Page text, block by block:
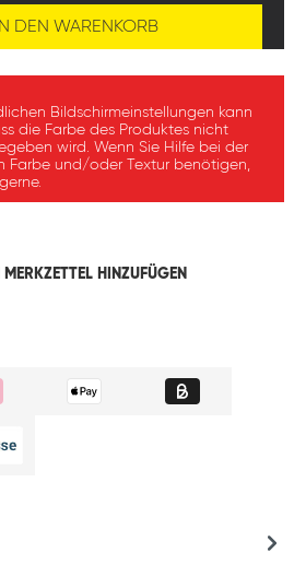
DEN WARENKORB
Bildschirmeinstellungen kann
die Farbe des Produktes nicht
wird. Wenn Sie Hilfe bei der
Farbe und/oder Textur benötigen,
HINZUFÜGEN